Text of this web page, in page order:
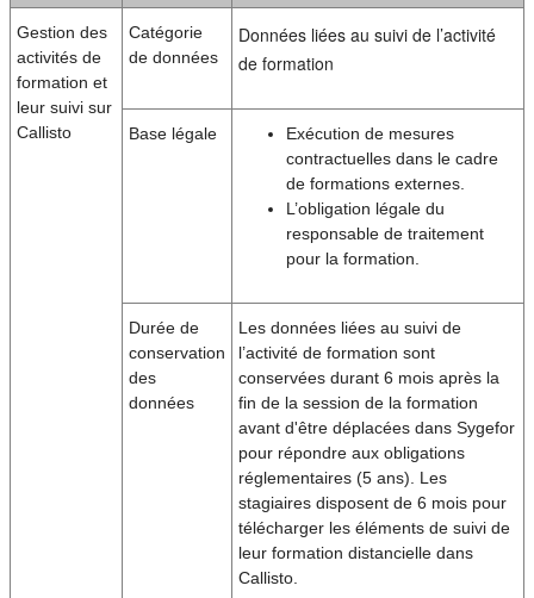
Gestion des
activités de
formation et
leur suivi sur
Callisto
Catégorie
de données
Données liées au suivi de l’activité
de formation
Base légale
Exécution de mesures
contractuelles dans le cadre
de formations externes.
L’obligation légale du
responsable de traitement
pour la formation.
Durée de
conservation
des
données
Les données liées au suivi de
l’activité de formation sont
conservées durant 6 mois après la
fin de la session de la formation
avant d'être déplacées dans Sygefor
pour répondre aux obligations
réglementaires (5 ans). Les
stagiaires disposent de 6 mois pour
télécharger les éléments de suivi de
leur formation distancielle dans
Callisto.